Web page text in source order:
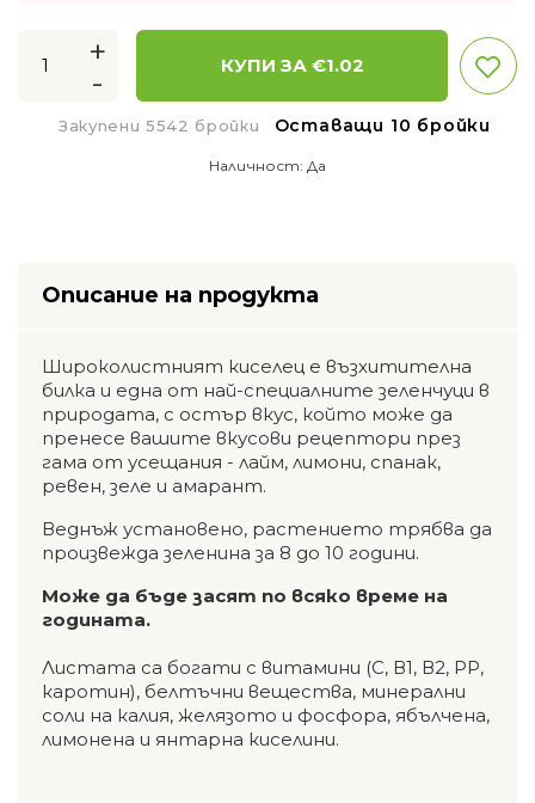
+
-
КУПИ ЗА €1.02
Закупени 5542 бройки Оставащи 10 бройки
Наличност: Да
Описание на продукта
Широколистният киселец е възхитителна
билка и една от най-специалните зеленчуци в
природата, с остър вкус, който може да
пренесе вашите вкусови рецептори през
гама от усещания - лайм, лимони, спанак,
ревен, зеле и амарант.
Веднъж установено, растението трябва да
произвежда зеленина за 8 до 10 години.
Може да бъде засят по всяко време на
годината.
Листата са богати с витамини (С, В1, В2, РР,
каротин), белтъчни вещества, минерални
соли на калия, желязото и фосфора, ябълчена,
лимонена и янтарна киселини.